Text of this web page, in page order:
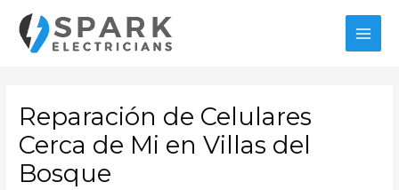
contenido
Reparación de Celulares
Cerca de Mi en Villas del
Bosque